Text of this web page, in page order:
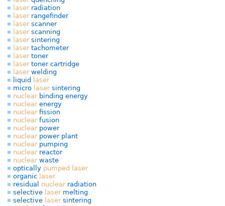
laserradiation
laserrangefinder
laserscanner
laserscanning
lasersintering
lasertachometer
lasertoner
lasertoner cartridge
laserwelding
liquid
laser
micro lasersintering
nuclearbinding energy
nuclearenergy
nuclearfission
nuclearfusion
nuclearpower
nuclearpower plant
nuclearpumping
nuclearreactor
nuclearwaste
optically pumped
laser
organic laser
residual nuclearradiation
selective lasermelting
selective lasersintering